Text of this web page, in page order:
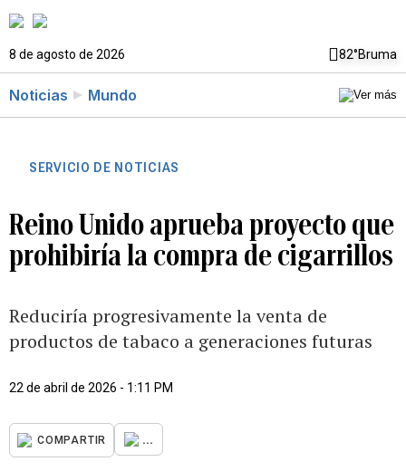
8 de agosto de 2026 82°Bruma
Noticias Mundo
SERVICIO DE NOTICIAS
Reino Unido aprueba proyecto que
prohibiría la compra de cigarrillos
Reduciría progresivamente la venta de
productos de tabaco a generaciones futuras
22 de abril de 2026 - 1:11 PM
COMPARTIR ...